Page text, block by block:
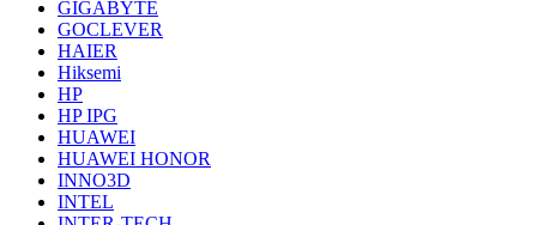
GIGABYTE
GOCLEVER
HAIER
Hiksemi
HP
HP IPG
HUAWEI
HUAWEI HONOR
INNO3D
INTEL